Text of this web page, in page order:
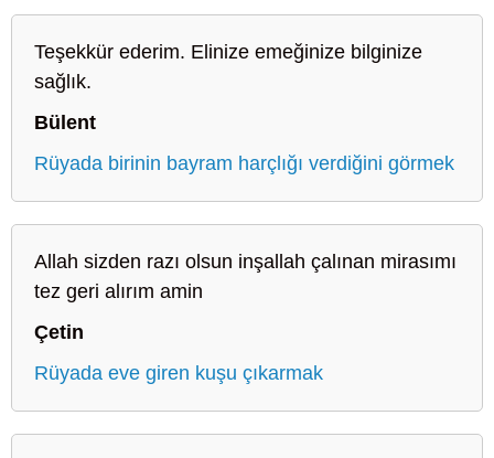
Teşekkür ederim. Elinize emeğinize bilginize
sağlık.
Bülent
Rüyada birinin bayram harçlığı verdiğini görmek
Allah sizden razı olsun inşallah çalınan mirasımı
tez geri alırım amin
Çetin
Rüyada eve giren kuşu çıkarmak